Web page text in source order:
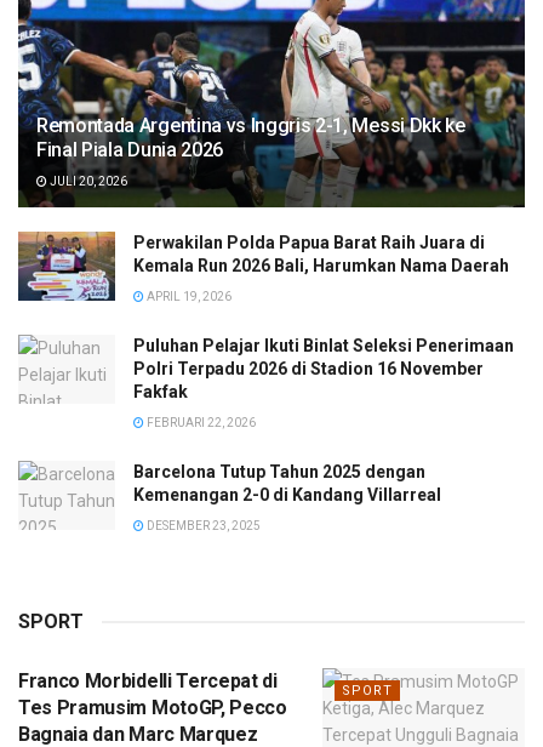
Remontada Argentina vs Inggris 2-1, Messi Dkk ke
Final Piala Dunia 2026
JULI 20, 2026
Perwakilan Polda Papua Barat Raih Juara di
Kemala Run 2026 Bali, Harumkan Nama Daerah
APRIL 19, 2026
Puluhan Pelajar Ikuti Binlat Seleksi Penerimaan
Polri Terpadu 2026 di Stadion 16 November
Fakfak
FEBRUARI 22, 2026
Barcelona Tutup Tahun 2025 dengan
Kemenangan 2-0 di Kandang Villarreal
DESEMBER 23, 2025
SPORT
SPORT
Franco Morbidelli Tercepat di
Tes Pramusim MotoGP, Pecco
Bagnaia dan Marc Marquez